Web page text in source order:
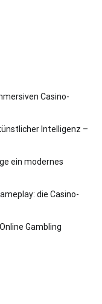
Casino-
Intelligenz –
ein modernes
die Casino-
Gambling